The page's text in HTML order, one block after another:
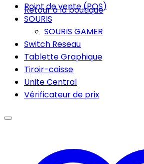
Retour à la boutique
Point de vente (POS)
SOURIS
SOURIS GAMER
Switch Reseau
Tablette Graphique
Tiroir-caisse
Unite Central
Vérificateur de prix